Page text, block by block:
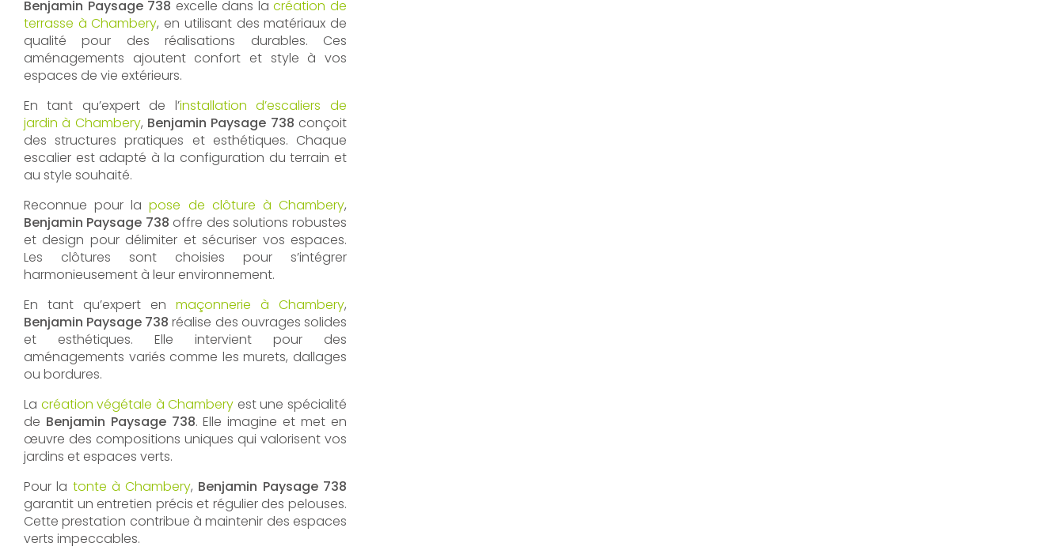
Benjamin Paysage 738 excelle dans lacréation de
terrasse à Chambery, en utilisant des matériaux de
qualité pour des réalisations durables. Ces
aménagements ajoutent confort et style à vos
espaces de vie extérieurs.
En tant qu’expert de l’installation d’escaliers de
jardin à Chambery, Benjamin Paysage 738 conçoit
des structures pratiques et esthétiques. Chaque
escalier est adapté à la configuration du terrain et
au style souhaité.
Reconnue pour lapose de clôture à Chambery,
Benjamin Paysage 738 offre des solutions robustes
et design pour délimiter et sécuriser vos espaces.
Les clôtures sont choisies pour s’intégrer
harmonieusement à leur environnement.
En tant qu’expert en maçonnerie à Chambery,
Benjamin Paysage 738 réalise des ouvrages solides
et esthétiques. Elle intervient pour des
aménagements variés comme les murets, dallages
ou bordures.
La création végétale à Chambery est une spécialité
de Benjamin Paysage 738. Elle imagine et met en
œuvre des compositions uniques qui valorisent vos
jardins et espaces verts.
Pour la tonte à Chambery, Benjamin Paysage 738
garantit un entretien précis et régulier des pelouses.
Cette prestation contribue à maintenir des espaces
verts impeccables.